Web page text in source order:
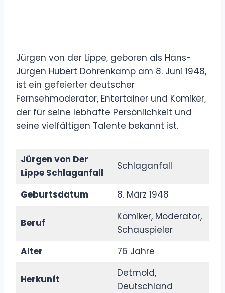
Jürgen von der Lippe, geboren als Hans-
Jürgen Hubert Dohrenkamp am 8. Juni 1948,
ist ein gefeierter deutscher
Fernsehmoderator, Entertainer und Komiker,
der für seine lebhafte Persönlichkeit und
seine vielfältigen Talente bekannt ist.
Jürgen von Der
Lippe Schlaganfall
Schlaganfall
Geburtsdatum 8. März 1948
Beruf
Komiker, Moderator,
Schauspieler
Alter
76 Jahre
Herkunft
Detmold,
Deutschland